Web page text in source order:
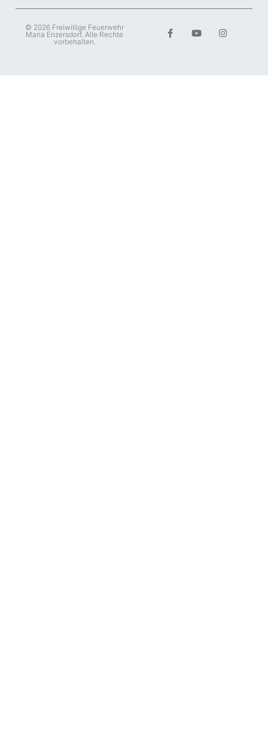
© 2026 Freiwillige Feuerwehr
Maria Enzersdorf. Alle Rechte
vorbehalten.